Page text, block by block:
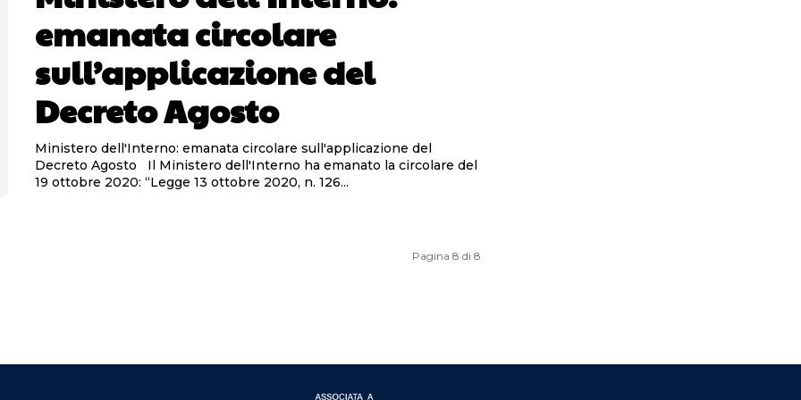
emanata circolare
sull’applicazione del
Decreto Agosto
Ministero dell'Interno: emanata circolare sull'applicazione del
Decreto Agosto Il Ministero dell'Interno ha emanato la circolare del
19 ottobre 2020: “Legge 13 ottobre 2020, n. 126...
Pagina 8 di 8